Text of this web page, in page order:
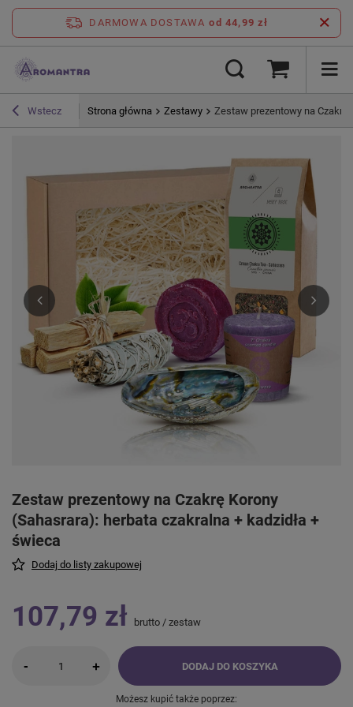
DARMOWA DOSTAWA od 44,99 zł
Wstecz Strona główna Zestawy Zestaw prezentowy na Czakrę
Zestaw prezentowy na Czakrę Korony
(Sahasrara): herbata czakralna + kadzidła +
świeca
Dodaj do listy zakupowej
107,79 zł brutto / zestaw
- + DODAJ DO KOSZYKA
Możesz kupić także poprzez: